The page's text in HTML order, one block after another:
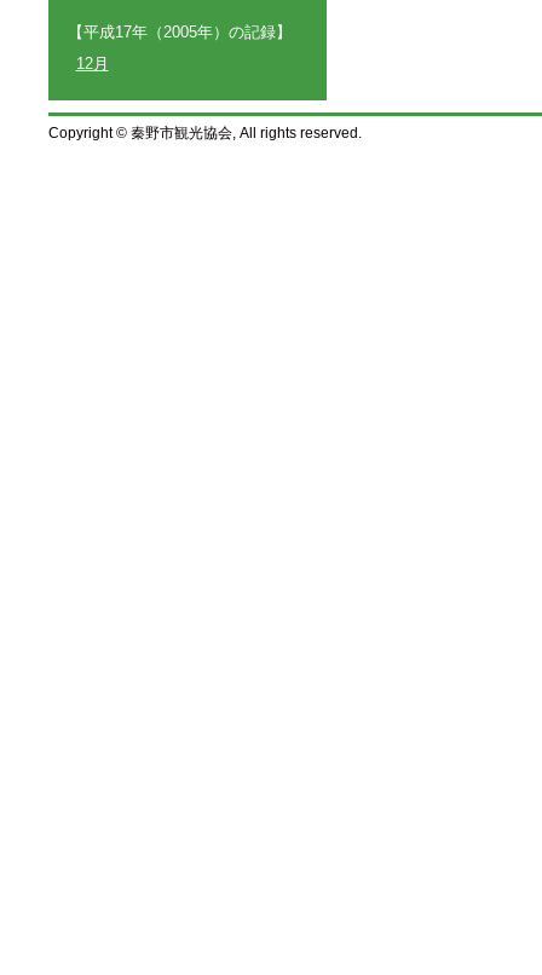
【平成17年（2005年）の記録】
12月
Copyright © 秦野市観光協会, All rights reserved.